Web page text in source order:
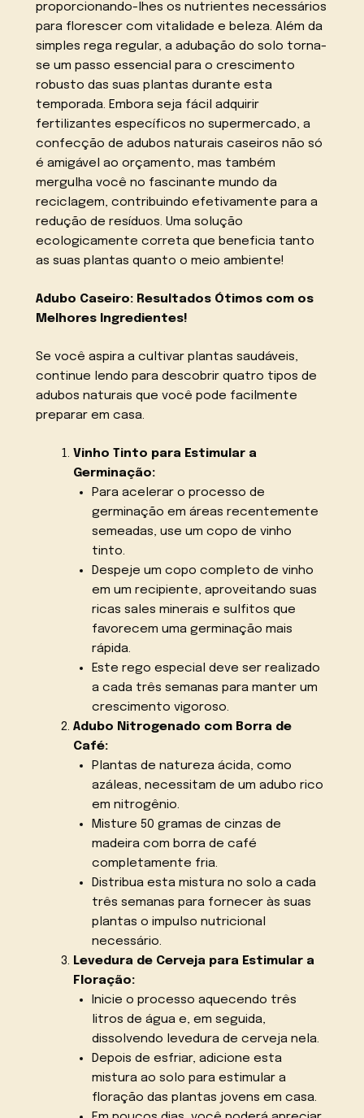
proporcionando-lhes os nutrientes necessários
para florescer com vitalidade e beleza. Além da
simples rega regular, a adubação do solo torna-
se um passo essencial para o crescimento
robusto das suas plantas durante esta
temporada. Embora seja fácil adquirir
fertilizantes específicos no supermercado, a
confecção de adubos naturais caseiros não só
é amigável ao orçamento, mas também
mergulha você no fascinante mundo da
reciclagem, contribuindo efetivamente para a
redução de resíduos. Uma solução
ecologicamente correta que beneficia tanto
as suas plantas quanto o meio ambiente!
Adubo Caseiro: Resultados Ótimos com os
Melhores Ingredientes!
Se você aspira a cultivar plantas saudáveis,
continue lendo para descobrir quatro tipos de
adubos naturais que você pode facilmente
preparar em casa.
Vinho Tinto para Estimular a
Germinação:
Para acelerar o processo de
germinação em áreas recentemente
semeadas, use um copo de vinho
tinto.
Despeje um copo completo de vinho
em um recipiente, aproveitando suas
ricas sales minerais e sulfitos que
favorecem uma germinação mais
rápida.
Este rego especial deve ser realizado
a cada três semanas para manter um
crescimento vigoroso.
Adubo Nitrogenado com Borra de
Café:
Plantas de natureza ácida, como
azáleas, necessitam de um adubo rico
em nitrogênio.
Misture 50 gramas de cinzas de
madeira com borra de café
completamente fria.
Distribua esta mistura no solo a cada
três semanas para fornecer às suas
plantas o impulso nutricional
necessário.
Levedura de Cerveja para Estimular a
Floração:
Inicie o processo aquecendo três
litros de água e, em seguida,
dissolvendo levedura de cerveja nela.
Depois de esfriar, adicione esta
mistura ao solo para estimular a
floração das plantas jovens em casa.